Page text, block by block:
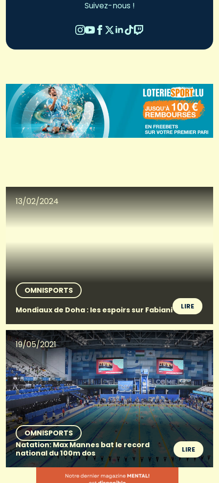
Suivez-nous !
13/02/2024
OMNISPORTS
Mondiaux de Doha : les espoirs sur Fabiani
LIRE
19/05/2021
OMNISPORTS
Natation: Max Mannes bat le record
national du 100m dos
LIRE